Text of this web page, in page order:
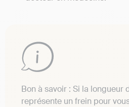
Bon à savoir : Si la longueur
représente un frein pour